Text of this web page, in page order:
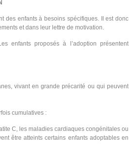
des enfants à besoins spécifiques. Il est donc
et dans leur lettre de motivation.
enfants proposés à l’adoption présentent
vivant en grande précarité ou qui peuvent
cumulatives :
C, les maladies cardiaques congénitales ou
être atteints certains enfants adoptables en